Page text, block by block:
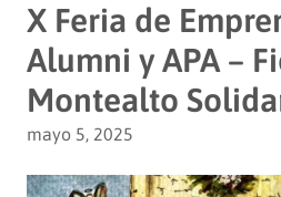
X Feria de
Alumni y APA –
Montealto
mayo 5, 2025